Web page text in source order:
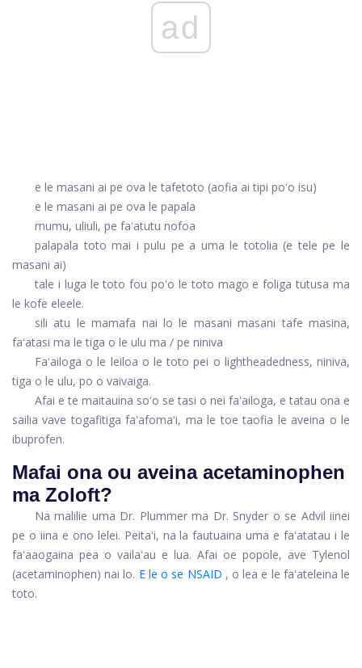
ad
e le masani ai pe ova le tafetoto (aofia ai tipi poʻo isu)
e le masani ai pe ova le papala
mumu, uliuli, pe faʻatutu nofoa
palapala toto mai i pulu pe a uma le totolia (e tele pe le
masani ai)
tale i luga le toto fou poʻo le toto mago e foliga tutusa ma
le kofe eleele.
sili atu le mamafa nai lo le masani masani tafe masina,
faʻatasi ma le tiga o le ulu ma / pe niniva
Faʻailoga o le leiloa o le toto pei o lightheadedness, niniva,
tiga o le ulu, po o vaivaiga.
Afai e te maitauina soʻo se tasi o nei faʻailoga, e tatau ona e
sailia vave togafitiga faʻafomaʻi, ma le toe taofia le aveina o le
ibuprofen.
Mafai ona ou aveina acetaminophen
ma Zoloft?
Na malilie uma Dr. Plummer ma Dr. Snyder o se Advil iinei
pe o iina e ono lelei. Peitaʻi, na la fautuaina uma e faʻatatau i le
faʻaaogaina pea o vailaʻau e lua. Afai oe popole, ave Tylenol
(acetaminophen) nai lo. E le o se NSAID , o lea e le faʻateleina le
toto.